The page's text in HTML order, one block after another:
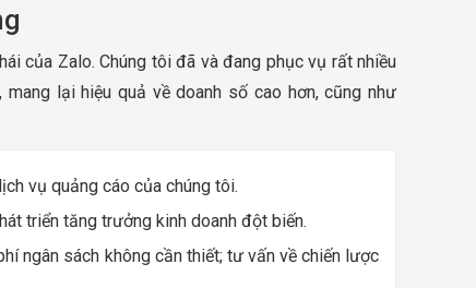
của Zalo. Chúng tôi đã và đang phục vụ rất nhiều
lại hiệu quả về doanh số cao hơn, cũng như
vụ quảng cáo của chúng tôi.
triển tăng trưởng kinh doanh đột biến.
ngân sách không cần thiết; tư vấn về chiến lược